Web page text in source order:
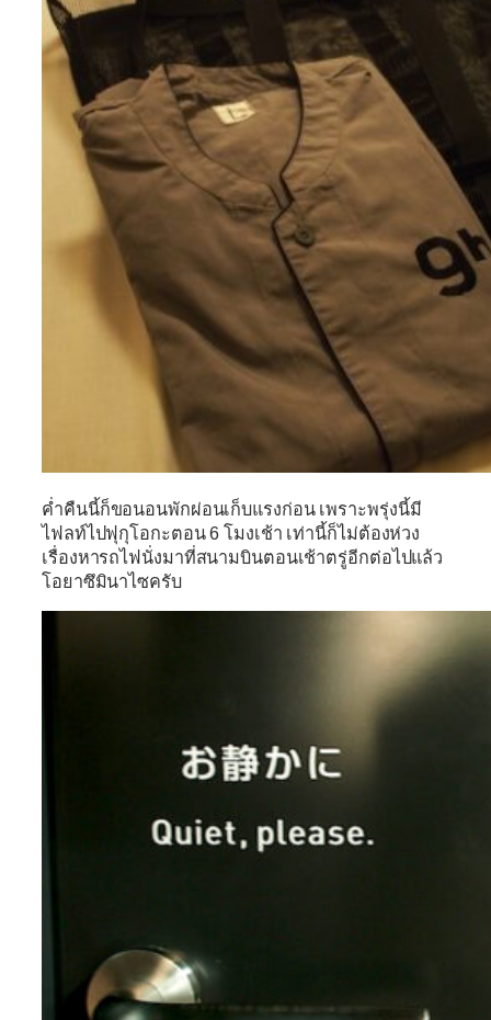
ค่ำคืนนี้ก็ขอนอนพักผ่อนเก็บแรงก่อน เพราะพรุ่งนี้มี
ไฟลท์ไปฟุกุโอกะตอน 6 โมงเช้า เท่านี้ก็ไม่ต้องห่วง
เรื่องหารถไฟนั่งมาที่สนามบินตอนเช้าตรู่อีกต่อไปแล้ว
โอยาซึมินาไซครับ